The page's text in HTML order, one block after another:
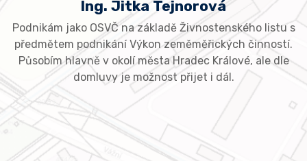
Ing. Jitka Tejnorová
Podnikám jako OSVČ na základě Živnostenského listu s
předmětem podnikání Výkon zeměměřických činností.
Působím hlavně v okolí města Hradec Králové, ale dle
domluvy je možnost přijet i dál.